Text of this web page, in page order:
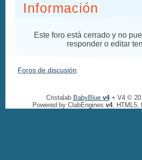
Información
Este foro está cerrado y no
responder o editar
Foros de discusión
Cristalab BabyBlue v4+ V4 ©
Powered by ClabEngines v4, HTML5,